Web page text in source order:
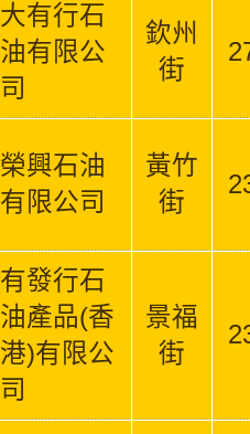
大有行石
油有限公
司
欽州
街
榮興石油
有限公司
黃竹
街
有發行石
油產品(香
港)有限公
司
景福
街